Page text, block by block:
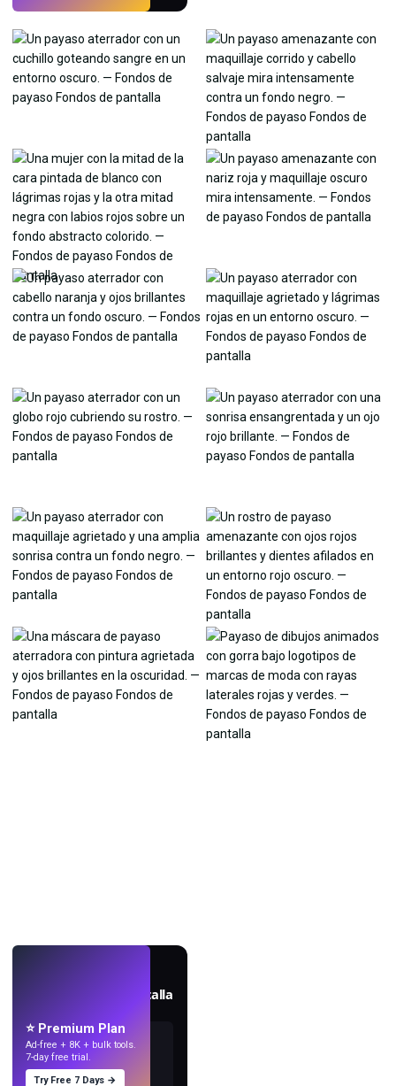
Crea fondos de pantalla
⭐ Premium Plan
Ad-free + 8K + bulk tools.
7-day free trial.
Try Free 7 Days →